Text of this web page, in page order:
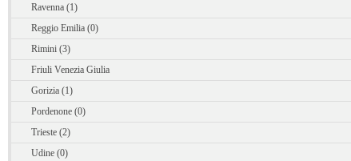
Ravenna (1)
Reggio Emilia (0)
Rimini (3)
Friuli Venezia Giulia
Gorizia (1)
Pordenone (0)
Trieste (2)
Udine (0)